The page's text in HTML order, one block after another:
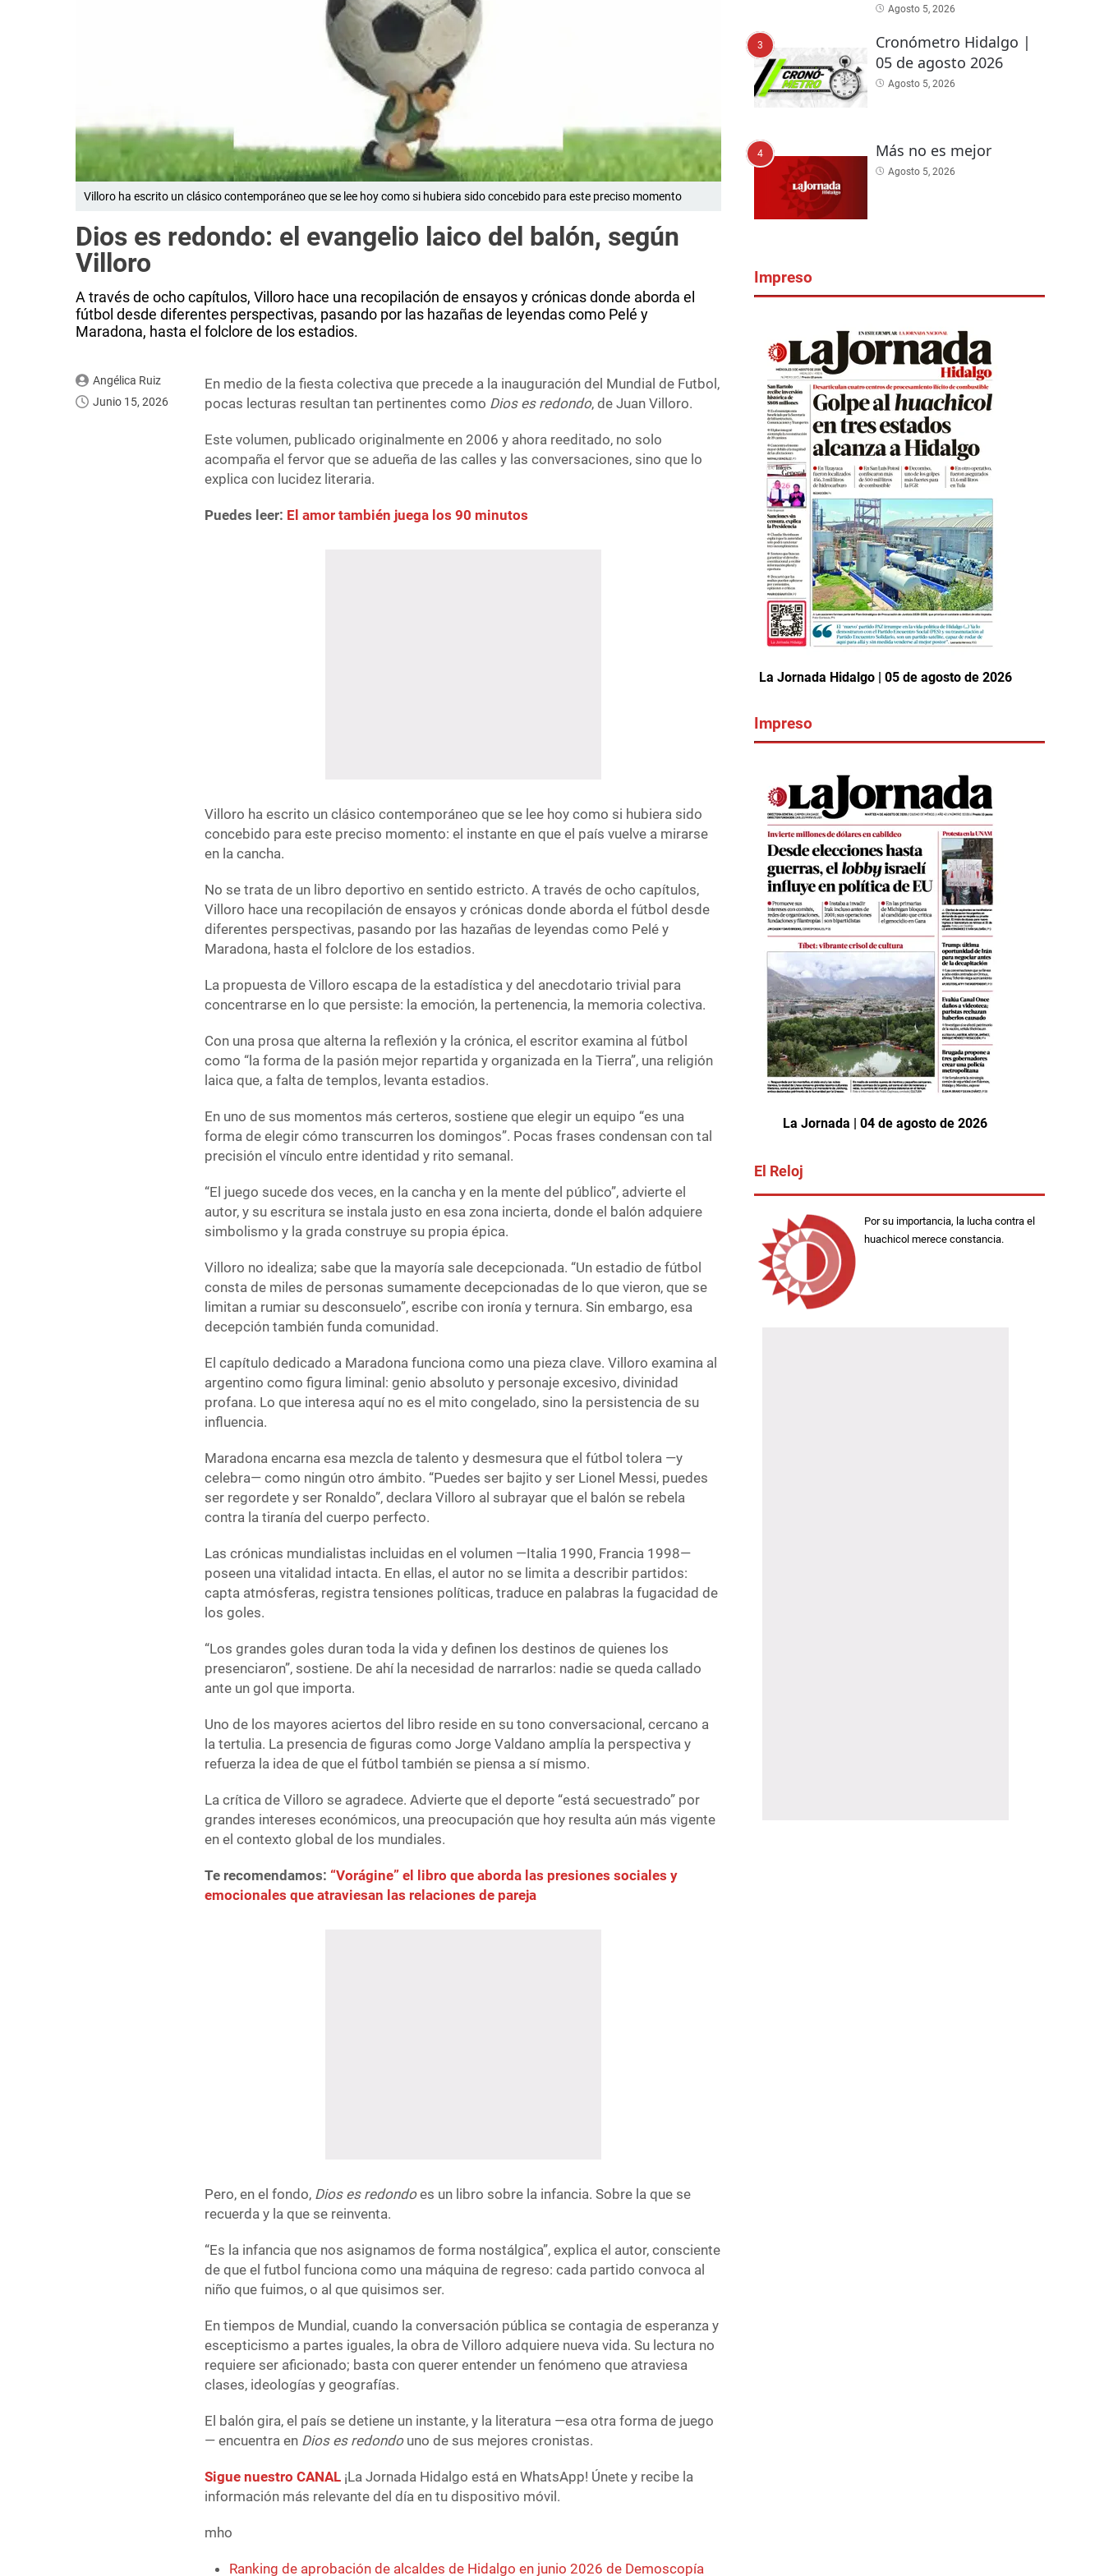
Villoro ha escrito un clásico contemporáneo que se lee hoy como si hubiera sido concebido para este preciso momento
Dios es redondo: el evangelio laico del balón, según
Villoro
A través de ocho capítulos, Villoro hace una recopilación de ensayos y crónicas donde aborda el
fútbol desde diferentes perspectivas, pasando por las hazañas de leyendas como Pelé y
Maradona, hasta el folclore de los estadios.
Angélica Ruiz
Junio 15, 2026
En medio de la fiesta colectiva que precede a la inauguración del Mundial de Futbol,
pocas lecturas resultan tan pertinentes como Dios es redondo, de Juan Villoro.
Este volumen, publicado originalmente en 2006 y ahora reeditado, no solo
acompaña el fervor que se adueña de las calles y las conversaciones, sino que lo
explica con lucidez literaria.
Puedes leer: El amor también juega los 90 minutos
Villoro ha escrito un clásico contemporáneo que se lee hoy como si hubiera sido
concebido para este preciso momento: el instante en que el país vuelve a mirarse
en la cancha.
No se trata de un libro deportivo en sentido estricto. A través de ocho capítulos,
Villoro hace una recopilación de ensayos y crónicas donde aborda el fútbol desde
diferentes perspectivas, pasando por las hazañas de leyendas como Pelé y
Maradona, hasta el folclore de los estadios.
La propuesta de Villoro escapa de la estadística y del anecdotario trivial para
concentrarse en lo que persiste: la emoción, la pertenencia, la memoria colectiva.
Con una prosa que alterna la reflexión y la crónica, el escritor examina al fútbol
como “la forma de la pasión mejor repartida y organizada en la Tierra”, una religión
laica que, a falta de templos, levanta estadios.
En uno de sus momentos más certeros, sostiene que elegir un equipo “es una
forma de elegir cómo transcurren los domingos”. Pocas frases condensan con tal
precisión el vínculo entre identidad y rito semanal.
“El juego sucede dos veces, en la cancha y en la mente del público”, advierte el
autor, y su escritura se instala justo en esa zona incierta, donde el balón adquiere
simbolismo y la grada construye su propia épica.
Villoro no idealiza; sabe que la mayoría sale decepcionada. “Un estadio de fútbol
consta de miles de personas sumamente decepcionadas de lo que vieron, que se
limitan a rumiar su desconsuelo”, escribe con ironía y ternura. Sin embargo, esa
decepción también funda comunidad.
El capítulo dedicado a Maradona funciona como una pieza clave. Villoro examina al
argentino como figura liminal: genio absoluto y personaje excesivo, divinidad
profana. Lo que interesa aquí no es el mito congelado, sino la persistencia de su
influencia.
Maradona encarna esa mezcla de talento y desmesura que el fútbol tolera —y
celebra— como ningún otro ámbito. “Puedes ser bajito y ser Lionel Messi, puedes
ser regordete y ser Ronaldo”, declara Villoro al subrayar que el balón se rebela
contra la tiranía del cuerpo perfecto.
Las crónicas mundialistas incluidas en el volumen —Italia 1990, Francia 1998—
poseen una vitalidad intacta. En ellas, el autor no se limita a describir partidos:
capta atmósferas, registra tensiones políticas, traduce en palabras la fugacidad de
los goles.
“Los grandes goles duran toda la vida y definen los destinos de quienes los
presenciaron”, sostiene. De ahí la necesidad de narrarlos: nadie se queda callado
ante un gol que importa.
Uno de los mayores aciertos del libro reside en su tono conversacional, cercano a
la tertulia. La presencia de figuras como Jorge Valdano amplía la perspectiva y
refuerza la idea de que el fútbol también se piensa a sí mismo.
La crítica de Villoro se agradece. Advierte que el deporte “está secuestrado” por
grandes intereses económicos, una preocupación que hoy resulta aún más vigente
en el contexto global de los mundiales.
Te recomendamos: “Vorágine” el libro que aborda las presiones sociales y
emocionales que atraviesan las relaciones de pareja
Pero, en el fondo, Dios es redondoes un libro sobre la infancia. Sobre la que se
recuerda y la que se reinventa.
“Es la infancia que nos asignamos de forma nostálgica”, explica el autor, consciente
de que el futbol funciona como una máquina de regreso: cada partido convoca al
niño que fuimos, o al que quisimos ser.
En tiempos de Mundial, cuando la conversación pública se contagia de esperanza y
escepticismo a partes iguales, la obra de Villoro adquiere nueva vida. Su lectura no
requiere ser aficionado; basta con querer entender un fenómeno que atraviesa
clases, ideologías y geografías.
El balón gira, el país se detiene un instante, y la literatura —esa otra forma de juego
— encuentra en Dios es redondouno de sus mejores cronistas.
Sigue nuestro CANAL ¡La Jornada Hidalgo está en WhatsApp! Únete y recibe la
información más relevante del día en tu dispositivo móvil.
mho
Ranking de aprobación de alcaldes de Hidalgo en junio 2026 de Demoscopía
Agosto 5, 2026
3
Cronómetro Hidalgo |
05 de agosto 2026
Agosto 5, 2026
4 Más no es mejor
Agosto 5, 2026
Impreso
La Jornada Hidalgo | 05 de agosto de 2026
Impreso
La Jornada | 04 de agosto de 2026
El Reloj
Por su importancia, la lucha contra el
huachicol merece constancia.